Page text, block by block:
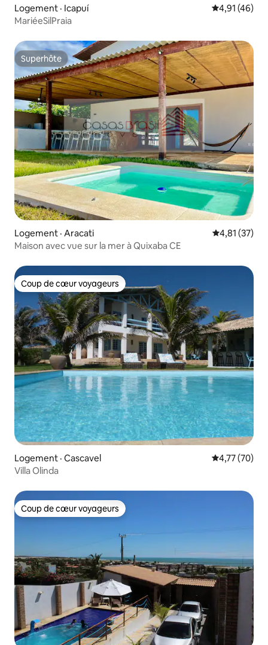
Logement · Icapuí Note
4,91 (46)
MariéeSilPraia
Superhôte
Superhôte
Logement · Aracati Note
4,81 (37)
Maison avec vue sur la mer à Quixaba CE
Coup de cœur voyageurs
Coup de cœur voyageurs
Logement · Cascavel Note
4,77 (70)
Villa Olinda
Coup de cœur voyageurs
Coup de cœur voyageurs